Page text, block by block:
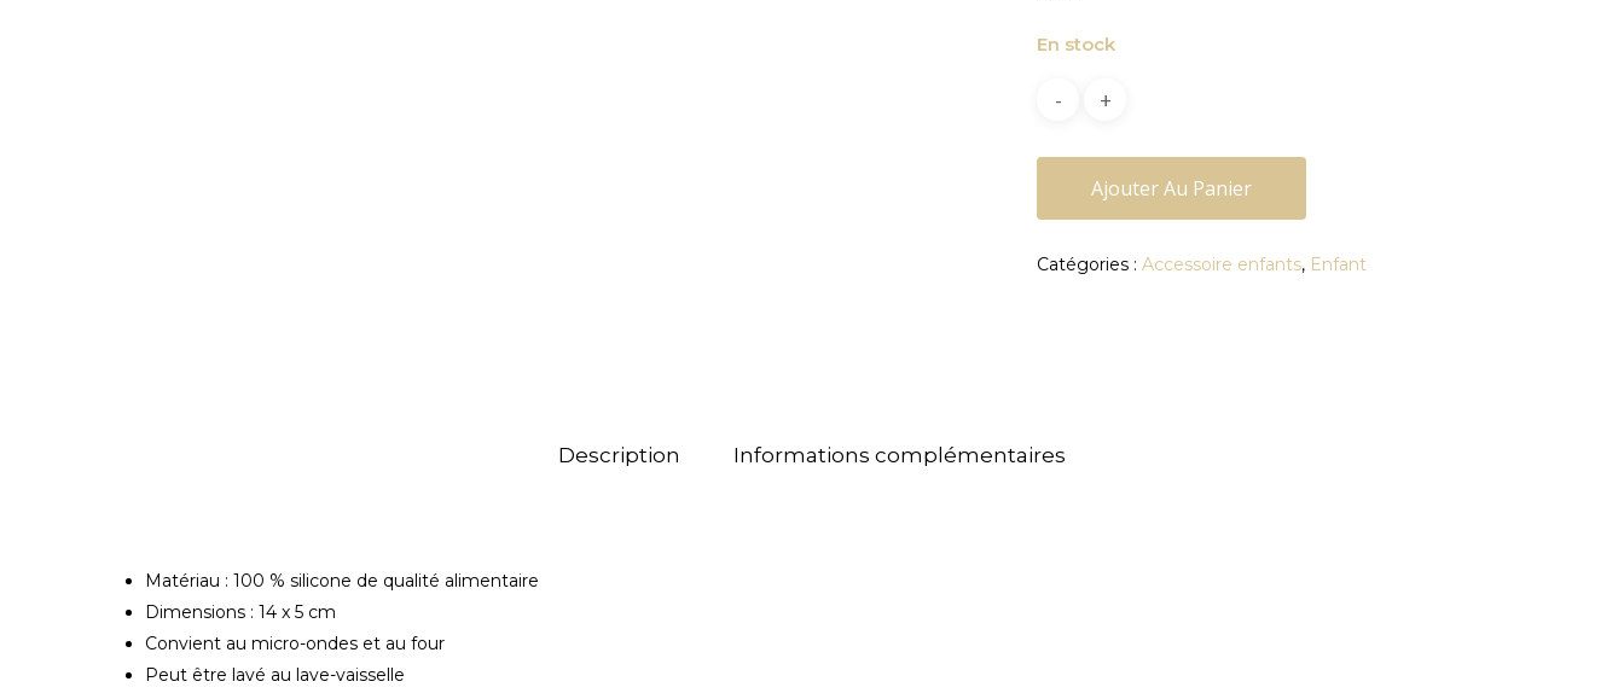
En stock
Ajouter Au Panier
Catégories :Accessoire enfants, Enfant
Description Informations complémentaires
Matériau : 100 % silicone de qualité alimentaire
Dimensions : 14 x 5 cm
Convient au micro-ondes et au four
Peut être lavé au lave-vaisselle